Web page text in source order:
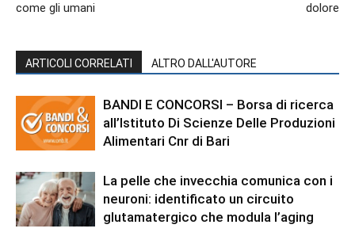
come gli umani
dolore
ARTICOLI CORRELATI ALTRO DALL'AUTORE
BANDI E CONCORSI – Borsa di ricerca
all’Istituto Di Scienze Delle Produzioni
Alimentari Cnr di Bari
La pelle che invecchia comunica con i
neuroni: identificato un circuito
glutamatergico che modula l’aging